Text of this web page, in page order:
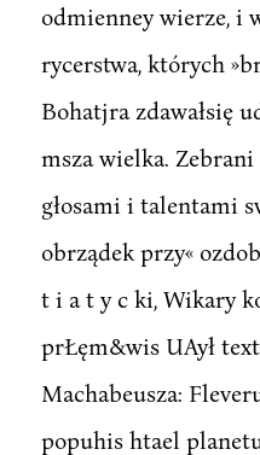
odmienney wierze, i
rycerstwa, których
Bohatjra zdawałsię
msza wielka.
głosami i talentami
obrządek przy«
t i a t y c ki, Wikary
prŁęm&wis UAył
Machabeusza:
popuhis htael